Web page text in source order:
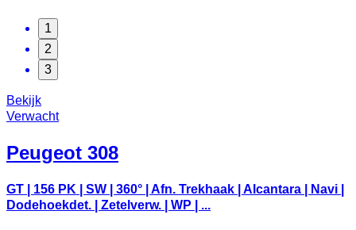
1
2
3
Bekijk
Verwacht
Peugeot 308
GT | 156 PK | SW | 360° | Afn. Trekhaak | Alcantara | Navi |
Dodehoekdet. | Zetelverw. | WP | ...